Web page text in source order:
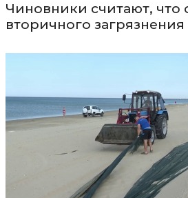
Чиновники считают, что
вторичного